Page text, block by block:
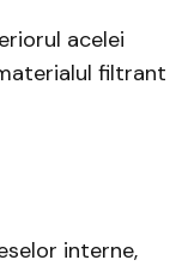
acelei
filtrant
interne,